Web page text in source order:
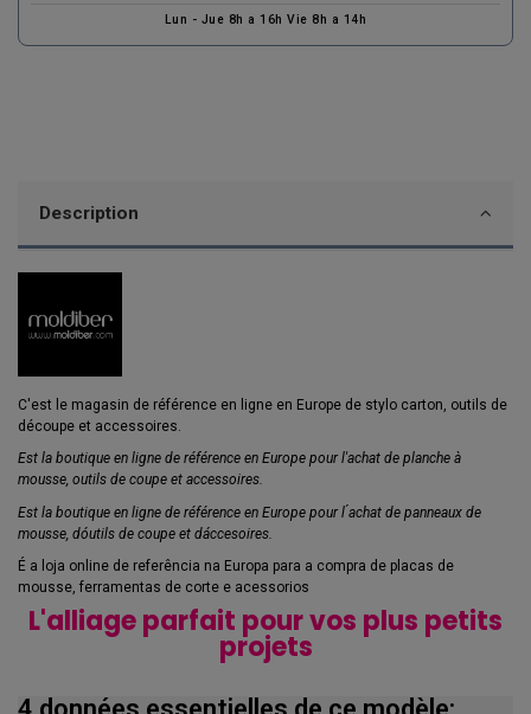
Lun - Jue 8h a 16h Vie 8h a 14h
Description
C'est le magasin de référence en ligne en Europe de stylo carton, outils de
découpe et accessoires.
Est la boutique en ligne de référence en Europe pour l'achat de planche à
mousse, outils de coupe et accessoires.
Est la boutique en ligne de référence en Europe pour l ́achat de panneaux de
mousse, dóutils de coupe et dáccesoires.
É a loja online de referência na Europa para a compra de placas de
mousse, ferramentas de corte e acessorios
L'alliage parfait pour vos plus petits
projets